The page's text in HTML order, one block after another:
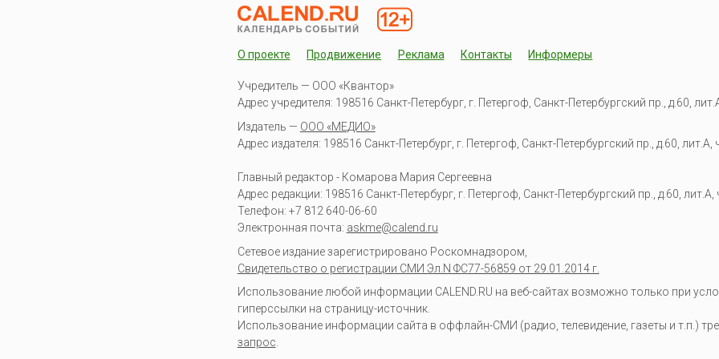
О проекте Продвижение Реклама Контакты Информеры
Учредитель — ООО «Квантор»
Адрес учредителя: 198516 Санкт-Петербург, г. Петергоф, Санкт-Петербургский пр., д.60,
Издатель — ООО «МЕДИО»
Адрес издателя: 198516 Санкт-Петербург, г. Петергоф, Санкт-Петербургский пр., д.60,
Главный редактор - Комарова Мария Сергеевна
Адрес редакции: 198516 Санкт-Петербург, г. Петергоф Санкт-Петербургский пр., д.60,
Телефон: +7 812 640-06-60
Электронная почта: askme@calend.ru
Сетевое издание зарегистрировано Роскомнадзором,
Свидетельство о регистрации СМИ Эл.N ФС77-56859 от 29.01.2014 г.
Использование любой информации CALEND.RU на веб-сайтах возможно только при
гиперссылки на страницу-источник.
Использование информации сайта в оффлайн-СМИ (радио, телевидение, газеты и т.п.)
запрос.